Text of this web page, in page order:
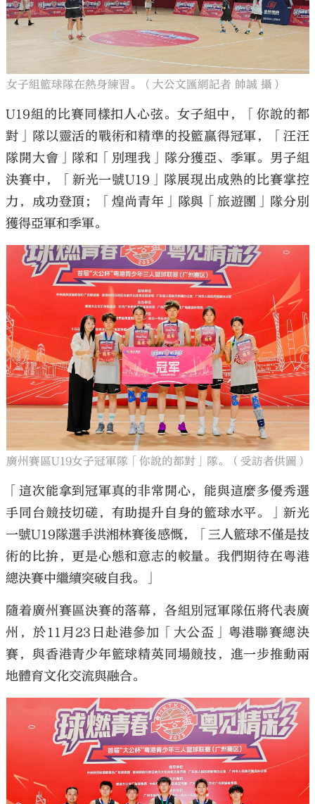
女子組籃球隊在熱身練習。（大公文匯網記者 帥誠 攝）
U19組的比賽同樣扣人心弦。女子組中，「你說的都
對」隊以靈活的戰術和精準的投籃贏得冠軍，「汪汪
隊開大會」隊和「別理我」隊分獲亞、季軍。男子組
決賽中，「新光一號U19」隊展現出成熟的比賽掌控
力，成功登頂；「煌尚青年」隊與「旅遊團」隊分別
獲得亞軍和季軍。
廣州賽區U19女子冠軍隊「你說的都對」隊。（受訪者供圖）
「這次能拿到冠軍真的非常開心，能與這麼多優秀選
手同台競技切磋，有助提升自身的籃球水平。」新光
一號U19隊選手洪湘林賽後感慨，「三人籃球不僅是技
術的比拚，更是心態和意志的較量。我們期待在粵港
總決賽中繼續突破自我。」
隨着廣州賽區決賽的落幕，各組別冠軍隊伍將代表廣
州，於11月23日赴港參加「大公盃」粵港聯賽總決
賽，與香港青少年籃球精英同場競技，進一步推動兩
地體育文化交流與融合。